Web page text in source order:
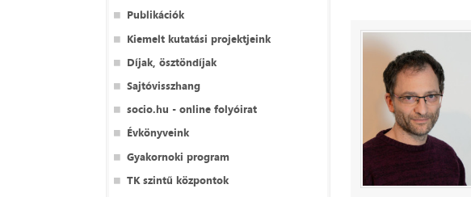
Publikációk
Kiemelt kutatási projektjeink
Díjak, ösztöndíjak
Sajtóvisszhang
socio.hu - online folyóirat
Évkönyveink
Gyakornoki program
TK szintű központok